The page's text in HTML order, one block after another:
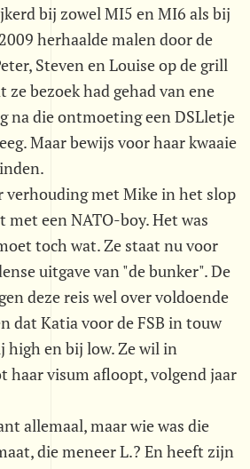
bij zowel MI5 en MI6 als bij
herhaalde malen door de
Steven en Louise op de grill
ze bezoek had gehad van ene
na die ontmoeting een DSLletje
Maar bewijs voor haar kwaaie
verhouding met Mike in het slop
met een NATO-boy. Het was
toch wat. Ze staat nu voor
uitgave van "de bunker". De
deze reis wel over voldoende
dat Katia voor de FSB in touw
high en bij low. Ze wil in
haar visum afloopt, volgend jaar
allemaal, maar wie was die
die meneer L.? En heeft zijn